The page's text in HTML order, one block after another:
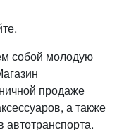
собой молодую
продаже
а также
автотранспорта.